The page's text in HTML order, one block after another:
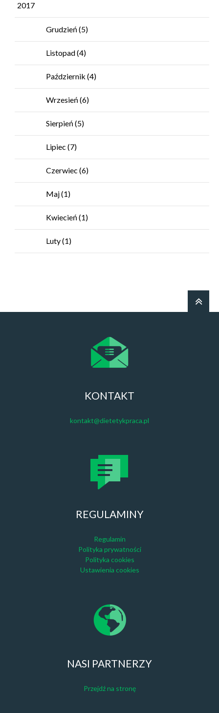
2017
Grudzień (5)
Listopad(4)
Październik (4)
Wrzesień (6)
Sierpień (5)
Lipiec (7)
Czerwiec (6)
Maj(1)
Kwiecień (1)
Luty(1)
KONTAKT
kontakt@dietetykpraca.pl
REGULAMINY
Regulamin
Polityka prywatności
Polityka cookies
Ustawienia cookies
NASI PARTNERZY
Przejdź na stronę